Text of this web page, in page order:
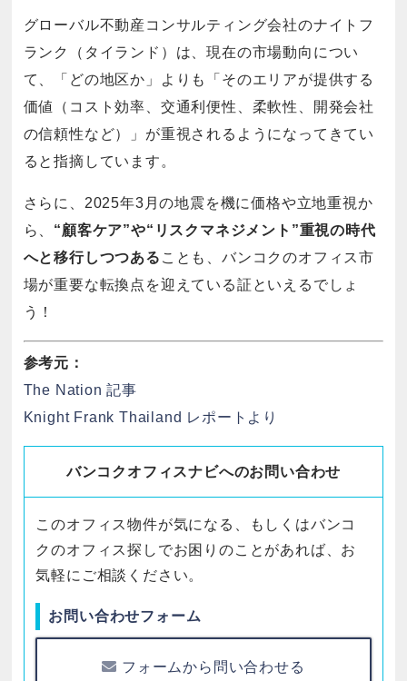
グローバル不動産コンサルティング会社のナイトフ
ランク（タイランド）は、現在の市場動向につい
て、「どの地区か」よりも「そのエリアが提供する
価値（コスト効率、交通利便性、柔軟性、開発会社
の信頼性など）」が重視されるようになってきてい
ると指摘しています。
さらに、2025年3月の地震を機に価格や立地重視か
ら、 “顧客ケア”や“リスクマネジメント”重視の時代
へと移行しつつある ことも、バンコクのオフィス市
場が重要な転換点を迎えている証といえるでしょ
う！
参考元：
The Nation 記事
Knight Frank Thailand レポートより
バンコクオフィスナビへのお問い合わせ
このオフィス物件が気になる、もしくはバンコ
クのオフィス探しでお困りのことがあれば、お
気軽にご相談ください。
お問い合わせフォーム
フォームから問い合わせる